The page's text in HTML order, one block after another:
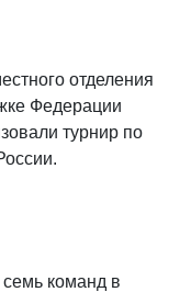
отделения
Федерации
турнир по
команд в